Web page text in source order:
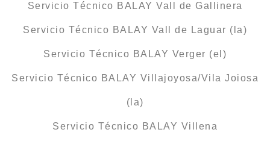
Servicio Técnico BALAY Vall de Gallinera
Servicio Técnico BALAY Vall de Laguar (la)
Servicio Técnico BALAY Verger (el)
Servicio Técnico BALAY Villajoyosa/Vila Joiosa
(la)
Servicio Técnico BALAY Villena